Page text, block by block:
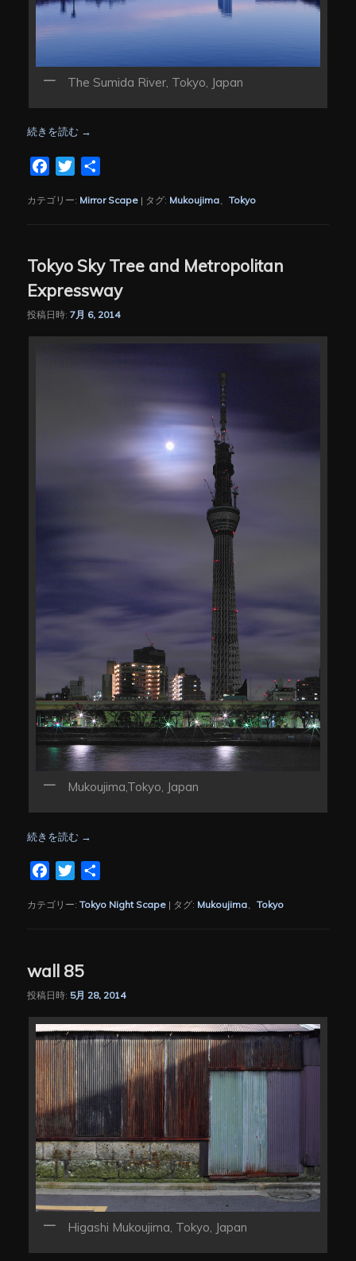
The Sumida River, Tokyo, Japan
続きを読む →
FacebookTwitter
カテゴリー: Mirror Scape | タグ: Mukoujima 、Tokyo
Tokyo Sky Tree and Metropolitan
Expressway
投稿日時:7月 6, 2014
Mukoujima,Tokyo, Japan
続きを読む →
FacebookTwitter
カテゴリー: Tokyo Night Scape | タグ: Mukoujima、Tokyo
wall 85
投稿日時: 5月 28, 2014
Higashi Mukoujima, Tokyo, Japan